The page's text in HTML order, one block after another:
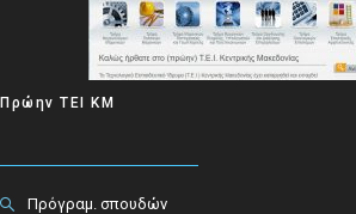
Πρώην ΤΕΙ ΚΜ
Πρόγραμ. σπουδών